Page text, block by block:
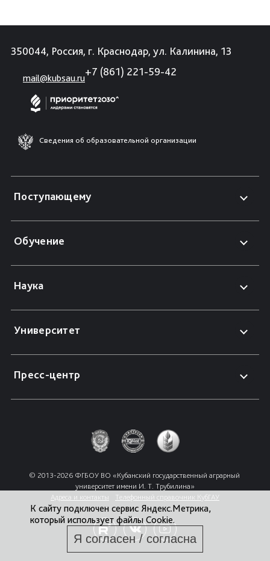
350044, Россия, г. Краснодар, ул. Калинина, 13
mail@kubsau.ru
+7 (861) 221-59-42
Сведения об образовательной организации
Поступающему
Обучение
Наука
Университет
Пресс-центр
© 2013-2026 ФГБОУ ВО «Кубанский государственный аграрный
университет имени И. Т. Трубилина»
Адреса и контакты
Телефонный справочник КубГАУ
К сайту подключен сервис Яндекс.Метрика,
который использует файлы Cookie.
Я согласен / согласна